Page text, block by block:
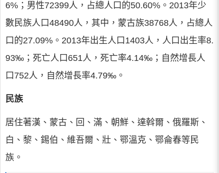
6%；男性72399人，占總人口的50.60%。2013年少
數民族人口48490人，其中，蒙古族38768人，占總人
口的27.09%。2013年出生人口1403人，人口出生率8.
93‰；死亡人口651人，死亡率4.14‰；自然增長人
口752人，自然增長率4.79‰。
民族
居住著漢、蒙古、回、滿、朝鮮、達斡爾、俄羅斯、
白、黎、錫伯、維吾爾、壯、鄂溫克、鄂侖春等民
族。